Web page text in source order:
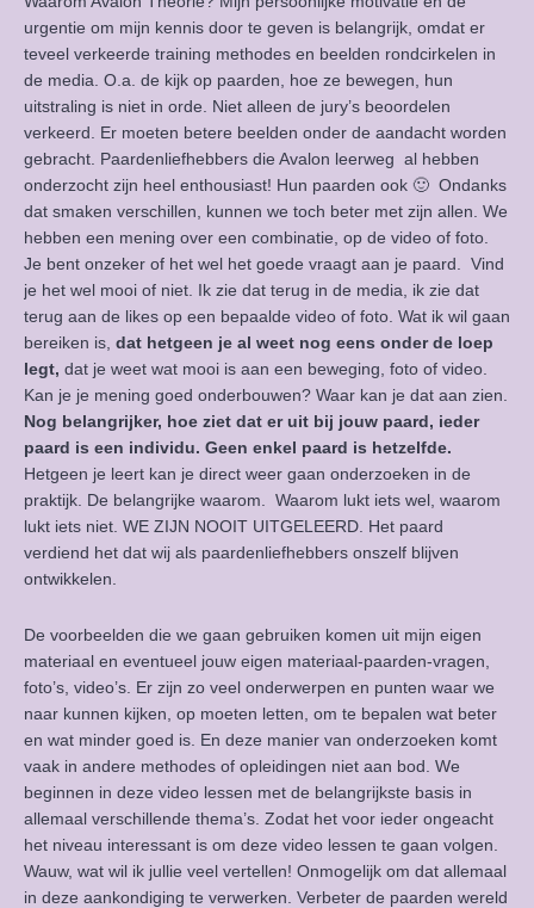
urgentie om mijn kennis door te geven is belangrijk, omdat er
teveel verkeerde training methodes en beelden rondcirkelen in
de media. O.a. de kijk op paarden, hoe ze bewegen, hun
uitstraling is niet in orde. Niet alleen de jury’s beoordelen
verkeerd. Er moeten betere beelden onder de aandacht worden
gebracht. Paardenliefhebbers die Avalon leerweg al hebben
onderzocht zijn heel enthousiast! Hun paarden ook 🙂 Ondanks
dat smaken verschillen, kunnen we toch beter met zijn allen. We
hebben een mening over een combinatie, op de video of foto.
Je bent onzeker of het wel het goede vraagt aan je paard. Vind
je het wel mooi of niet. Ik zie dat terug in de media, ik zie dat
terug aan de likes op een bepaalde video of foto. Wat ik wil gaan
bereiken is, dat hetgeen je al weet nog eens onder de loep
legt, dat je weet wat mooi is aan een beweging, foto of video.
Kan je je mening goed onderbouwen? Waar kan je dat aan zien.
Nog belangrijker, hoe ziet dat er uit bij jouw paard, ieder
paard is een individu. Geen enkel paard is hetzelfde.
Hetgeen je leert kan je direct weer gaan onderzoeken in de
praktijk. De belangrijke waarom. Waarom lukt iets wel, waarom
lukt iets niet. WE ZIJN NOOIT UITGELEERD. Het paard
verdiend het dat wij als paardenliefhebbers onszelf blijven
ontwikkelen.
De voorbeelden die we gaan gebruiken komen uit mijn eigen
materiaal en eventueel jouw eigen materiaal-paarden-vragen,
foto’s, video’s. Er zijn zo veel onderwerpen en punten waar we
naar kunnen kijken, op moeten letten, om te bepalen wat beter
en wat minder goed is. En deze manier van onderzoeken komt
vaak in andere methodes of opleidingen niet aan bod. We
beginnen in deze video lessen met de belangrijkste basis in
allemaal verschillende thema’s. Zodat het voor ieder ongeacht
het niveau interessant is om deze video lessen te gaan volgen.
Wauw, wat wil ik jullie veel vertellen! Onmogelijk om dat allemaal
in deze aankondiging te verwerken. Verbeter de paarden wereld